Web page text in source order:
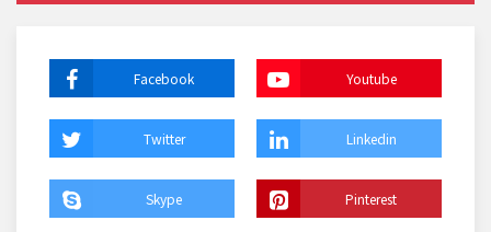
Facebook Youtube
Twitter Linkedin
Skype Pinterest